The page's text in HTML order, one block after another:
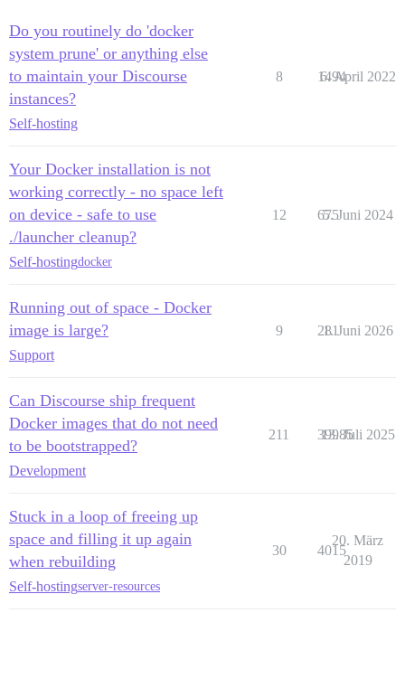
Do you routinely do 'docker
system prune' or anything else
to maintain your Discourse
instances?
Self-hosting
8 1494
6. April 2022
Your Docker installation is not
working correctly - no space left
on device - safe to use
./launcher cleanup?
Self-hostingdocker
12 675
5. Juni 2024
Running out of space - Docker
image is large?
Support
9 281
1. Juni 2026
Can Discourse ship frequent
Docker images that do not need
to be bootstrapped?
Development
211 39985
13. Juli 2025
Stuck in a loop of freeing up
space and filling it up again
when rebuilding
Self-hostingserver-resources
30 4015
20. März
2019